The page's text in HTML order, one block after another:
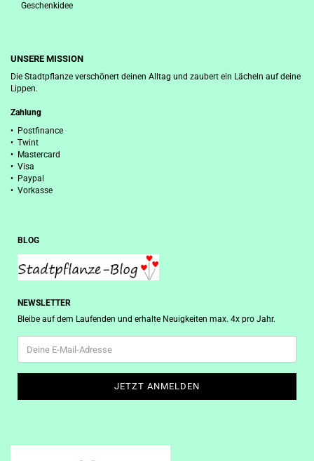
Geschenkidee
UNSERE MISSION
Die Stadtpflanze verschönert deinen Alltag und zaubert ein Lächeln auf deine
Lippen.
Zahlung
• Postfinance
• Twint
• Mastercard
• Visa
• Paypal
• Vorkasse
BLOG
NEWSLETTER
Bleibe auf dem Laufenden und erhalte Neuigkeiten max. 4x pro Jahr.